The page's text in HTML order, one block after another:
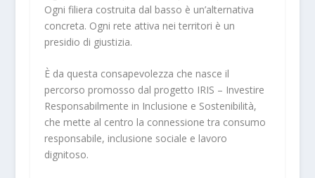
Ogni filiera costruita dal basso è un’alternativa
concreta. Ogni rete attiva nei territori è un
presidio di giustizia.
È da questa consapevolezza che nasce il
percorso promosso dal progetto IRIS – Investire
Responsabilmente in Inclusione e Sostenibilità,
che mette al centro la connessione tra consumo
responsabile, inclusione sociale e lavoro
dignitoso.